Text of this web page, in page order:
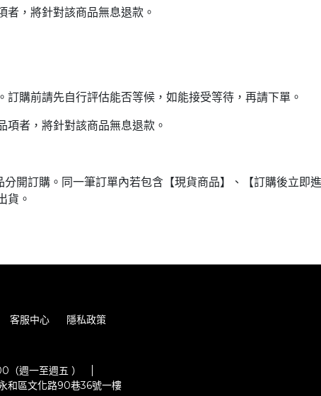
者，將針對該商品無息退款。
購前請先自行評估能否等候，如能接受等待，再請下單。
項者，將針對該商品無息退款。
開訂購。同一筆訂單內若包含【現貨商品】、【訂購後立即
貨。
客服中心 隱私政策
週一至週五 ）
和區文化路90巷36號一樓